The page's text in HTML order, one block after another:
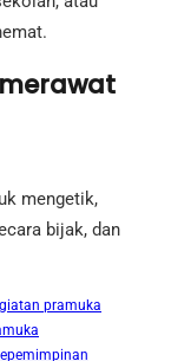
mengetik,
bijak, dan
pramuka